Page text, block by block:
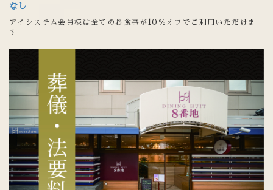
なし
アイシステム会員様は全てのお食事が10％オフでご利用いただけま
す